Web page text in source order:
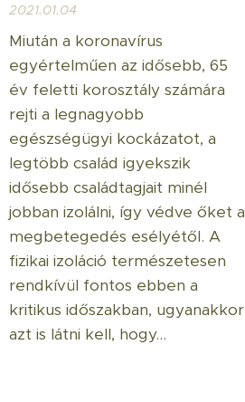
2021.01.04
Miután a koronavírus
egyértelműen az idősebb, 65
év feletti korosztály számára
rejti a legnagyobb
egészségügyi kockázatot, a
legtöbb család igyekszik
idősebb családtagjait minél
jobban izolálni, így védve őket a
megbetegedés esélyétől. A
fizikai izoláció természetesen
rendkívül fontos ebben a
kritikus időszakban, ugyanakkor
azt is látni kell, hogy...